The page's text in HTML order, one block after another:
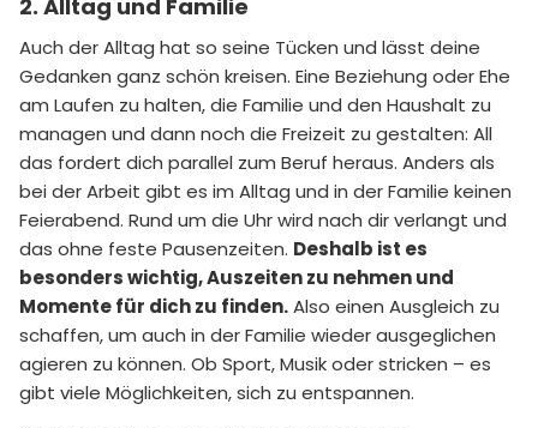
2. Alltag und Familie
Auch der Alltag hat so seine Tücken und lässt deine
Gedanken ganz schön kreisen. Eine Beziehung oder Ehe
am Laufen zu halten, die Familie und den Haushalt zu
managen und dann noch die Freizeit zu gestalten: All
das fordert dich parallel zum Beruf heraus. Anders als
bei der Arbeit gibt es im Alltag und in der Familie keinen
Feierabend. Rund um die Uhr wird nach dir verlangt und
das ohne feste Pausenzeiten. Deshalb ist es
besonders wichtig, Auszeiten zu nehmen und
Momente für dich zu finden.Also einen Ausgleich zu
schaffen, um auch in der Familie wieder ausgeglichen
agieren zu können. Ob Sport, Musik oder stricken – es
gibt viele Möglichkeiten, sich zu entspannen.